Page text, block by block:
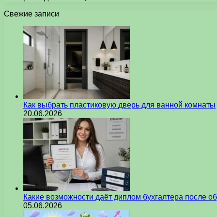
Свежие записи
Как выбрать пластиковую дверь для ванной комнаты
20.06.2026
Какие возможности даёт диплом бухгалтера после
05.06.2026